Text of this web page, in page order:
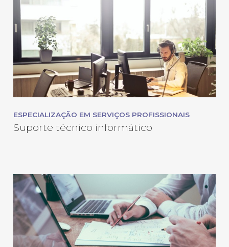
ESPECIALIZAÇÃO EM SERVIÇOS PROFISSIONAIS
Suporte técnico informático